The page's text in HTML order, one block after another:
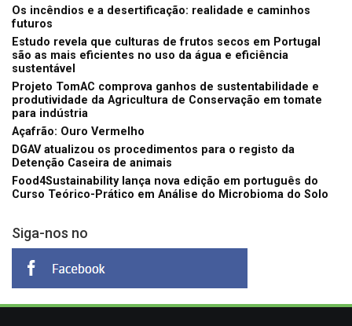
Os incêndios e a desertificação: realidade e caminhos
futuros
Estudo revela que culturas de frutos secos em Portugal
são as mais eficientes no uso da água e eficiência
sustentável
Projeto TomAC comprova ganhos de sustentabilidade e
produtividade da Agricultura de Conservação em tomate
para indústria
Açafrão: Ouro Vermelho
DGAV atualizou os procedimentos para o registo da
Detenção Caseira de animais
Food4Sustainability lança nova edição em português do
Curso Teórico-Prático em Análise do Microbioma do Solo
Siga-nos no